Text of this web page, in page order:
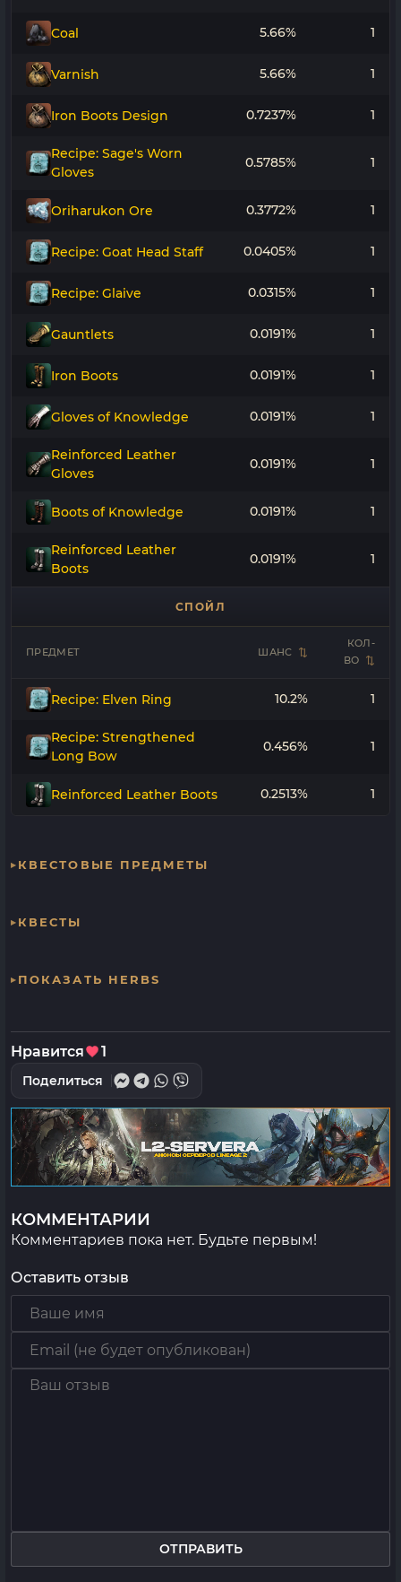
Coal 5.66% 1
Varnish 5.66% 1
Iron Boots Design 0.7237% 1
Recipe: Sage's Worn
Gloves
0.5785% 1
Oriharukon Ore 0.3772% 1
Recipe: Goat Head Staff 0.0405% 1
Recipe: Glaive 0.0315% 1
Gauntlets 0.0191% 1
Iron Boots 0.0191% 1
Gloves of Knowledge 0.0191% 1
Reinforced Leather
Gloves
0.0191% 1
Boots of Knowledge 0.0191% 1
Reinforced Leather
Boots
0.0191% 1
СПОЙЛ
ПРЕДМЕТ ШАНС
КОЛ-
ВО
Recipe: Elven Ring 10.2% 1
Recipe: Strengthened
Long Bow
0.456% 1
Reinforced Leather Boots 0.2513% 1
КВЕСТОВЫЕ ПРЕДМЕТЫ
КВЕСТЫ
ПОКАЗАТЬ HERBS
Нравится 1
Поделиться
КОММЕНТАРИИ
Комментариев пока нет. Будьте первым!
Оставить отзыв
ОТПРАВИТЬ